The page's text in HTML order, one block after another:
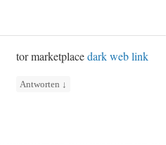
tor marketplacedark web link
Antworten ↓